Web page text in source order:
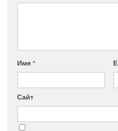
Имя *
Сайт